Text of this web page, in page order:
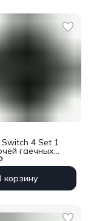
Switch 4 Set 1
гаечных
с
трещоткой, 4 пр.,
WE-020090
корзину